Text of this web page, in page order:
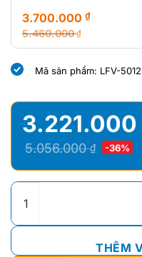
5.460.000₫
Giá
là:
3.700.000 ₫
Giá
tại
3.700.000 ₫.
Mã sản phẩm: LFV-
5.056.000₫
Giá
gốc
là:
5.056.000 ₫.
3.221.000
Giá
hiện
tại
là:
3.221.000 ₫.
-36%
Vòi Chậu Nóng Lạnh Inax
THÊM